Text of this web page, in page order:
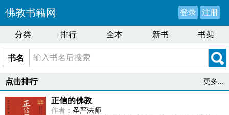
佛教书籍网 登录 注册
分类 排行 全本 新书 书架
书名
点击排行 更多...
正信的佛教
作者： 圣严法师